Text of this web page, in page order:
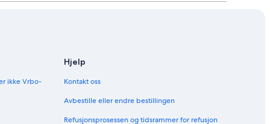
ikke Vrbo-
Hjelp
Kontakt oss
Avbestille eller endre bestillingen
Refusjonsprosessen og tidsrammer for refusjon